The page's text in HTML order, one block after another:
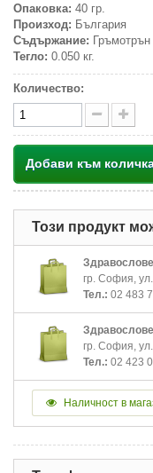
Опаковка: 40 гр.
Произход: България
Съдържание:
Тегло: 0.050 кг.
Количество:
Добави към
Този продукт
гр. София,
Тел.: 02 483
гр. София,
Тел.: 02 423
Наличност в